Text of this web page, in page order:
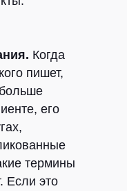
Когда
пишет,
его
термины
Если это